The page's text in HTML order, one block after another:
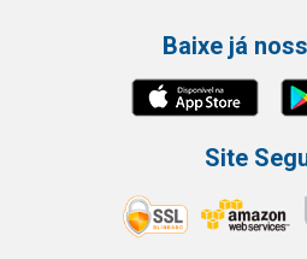
Baixe já
Site